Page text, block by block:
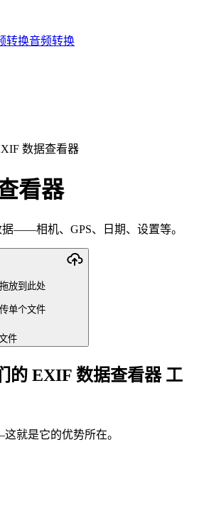
转换音频转换
数据查看器
看器
——相机、GPS、日期、设置等。
放到此处
传单个文件
件
的 EXIF 数据查看器 工
就是它的优势所在。